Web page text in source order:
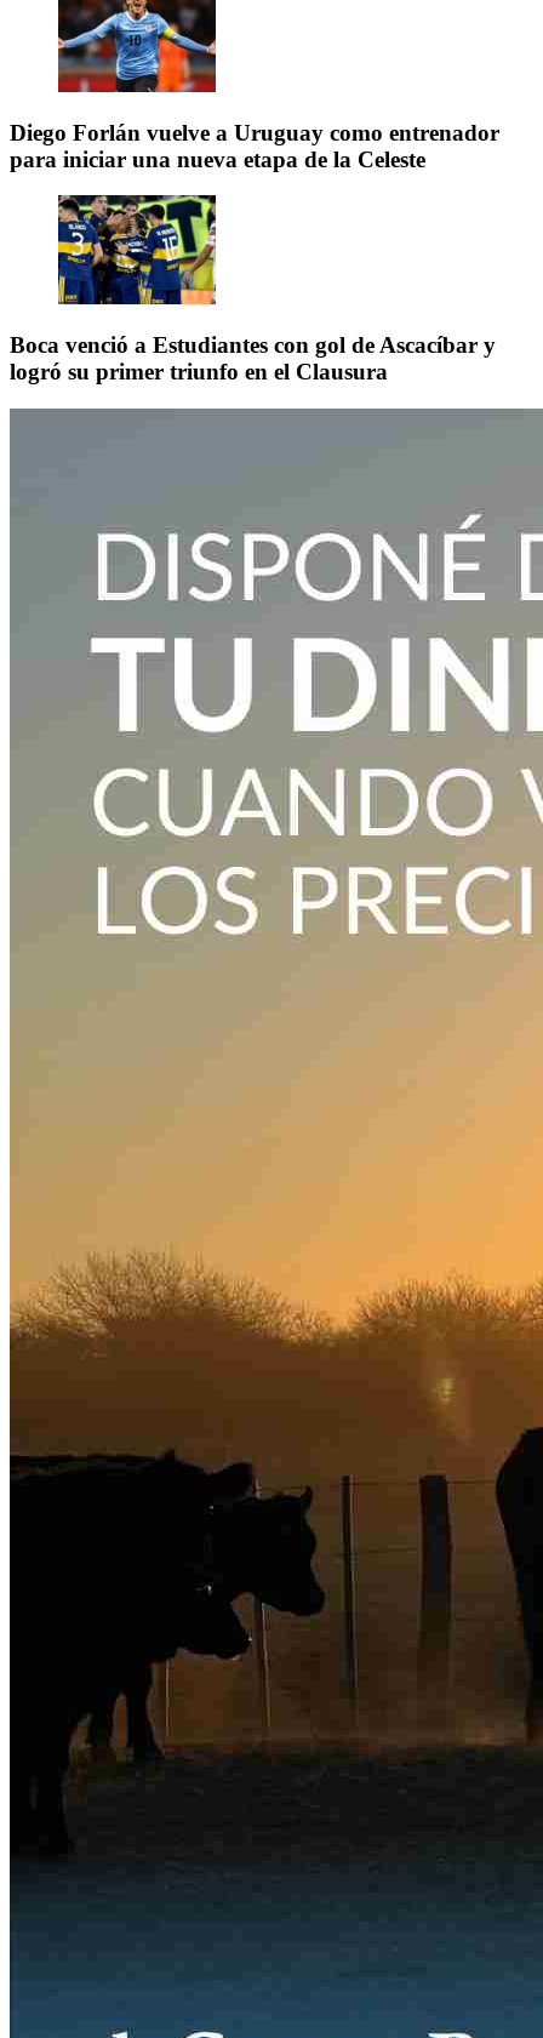
Diego Forlán vuelve a Uruguay como entrenador
para iniciar una nueva etapa de la Celeste
Boca venció a Estudiantes con gol de Ascacíbar y
logró su primer triunfo en el Clausura